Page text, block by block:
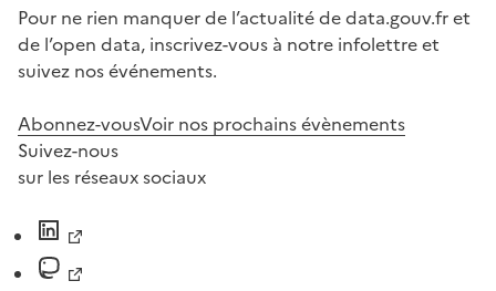
Pour ne rien manquer de l’actualité de data.gouv.fr et
de l’open data, inscrivez-vous à notre infolettre et
suivez nos événements.
Abonnez-vousVoir nos prochains évènements
Suivez-nous
sur les réseaux sociaux